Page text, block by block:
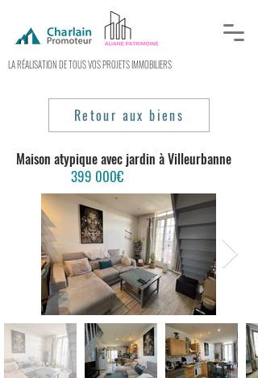
LA RÉALISATION DE TOUS VOS PROJETS IMMOBILIERS
Retour aux biens
Maison atypique avec jardin à Villeurbanne
399 000€